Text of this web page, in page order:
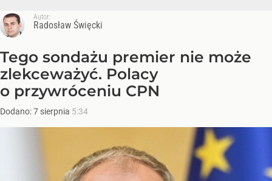
Autor:
Radosław Święcki
Tego sondażu premier nie może
zlekceważyć. Polacy
o przywróceniu CPN
Dodano:7 sierpnia 5:34